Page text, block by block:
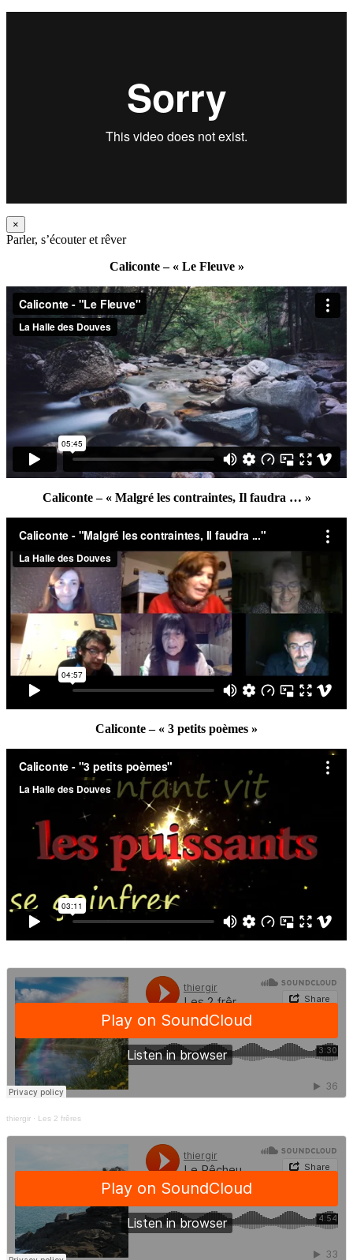
×
Parler, s’écouter et rêver
Caliconte – « Le Fleuve »
Caliconte – « Malgré les contraintes, Il faudra … »
Caliconte – « 3 petits poèmes »
thiergir · Les 2 frêres